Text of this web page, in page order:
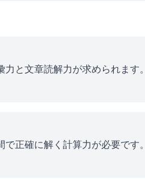
と文章読解力が求められます。
正確に解く計算力が必要です。